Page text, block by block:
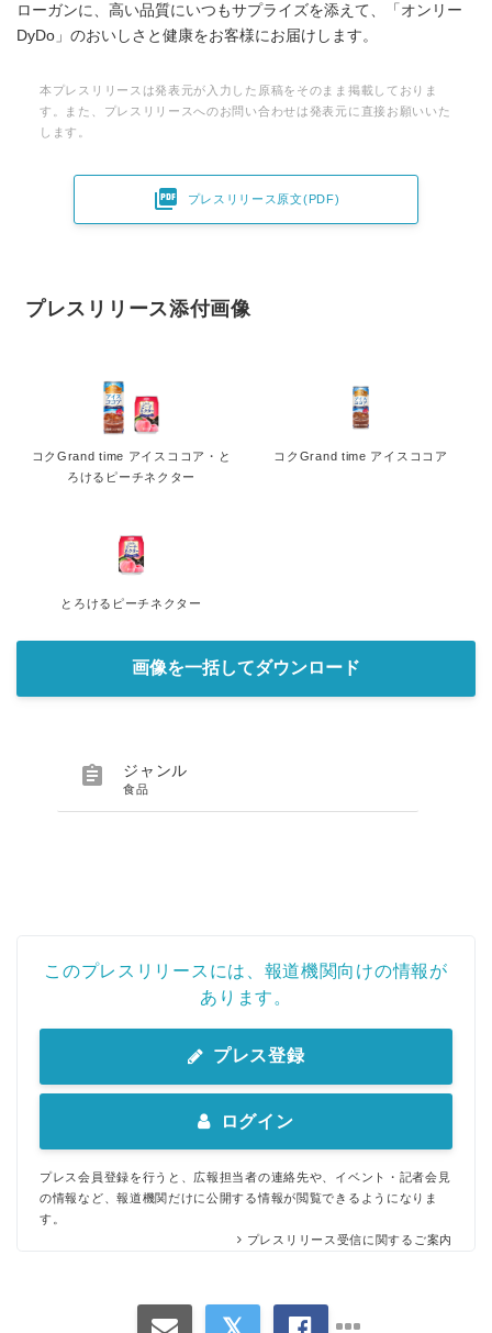
ローガンに、高い品質にいつもサプライズを添えて、「オンリー
DyDo」のおいしさと健康をお客様にお届けします。
本プレスリリースは発表元が入力した原稿をそのまま掲載しておりま
す。また、プレスリリースへのお問い合わせは発表元に直接お願いいた
します。
 プレスリリース原文(PDF)
プレスリリース添付画像
コクGrand time アイスココア・と
ろけるピーチネクター
コクGrand time アイスココア
とろけるピーチネクター
画像を一括してダウンロード
 ジャンル
食品
このプレスリリースには、報道機関向けの情報が
あります。
プレス登録
ログイン
プレス会員登録を行うと、広報担当者の連絡先や、イベント・記者会見
の情報など、報道機関だけに公開する情報が閲覧できるようになりま
す。
プレスリリース受信に関するご案内